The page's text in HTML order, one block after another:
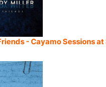
- Cayamo Sessions at